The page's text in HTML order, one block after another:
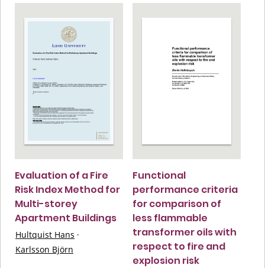
Evaluation of a Fire
Risk Index Method for
Multi-storey
Apartment Buildings
Hultquist Hans ·
Karlsson Björn
Functional
performance criteria
for comparison of
less flammable
transformer oils with
respect to fire and
explosion risk